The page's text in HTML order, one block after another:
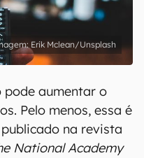
Erik Mclean/Unsplash
aumentar o
Pelo menos, essa é
na revista
National Academy